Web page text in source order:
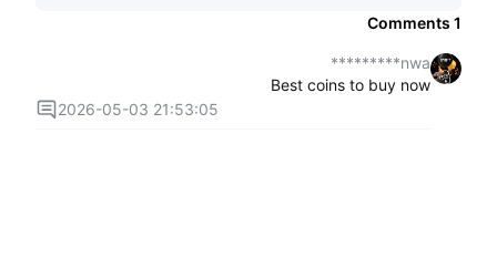
Comments
nwa*********
Best coins to buy now
2026-05-03 21:53:05